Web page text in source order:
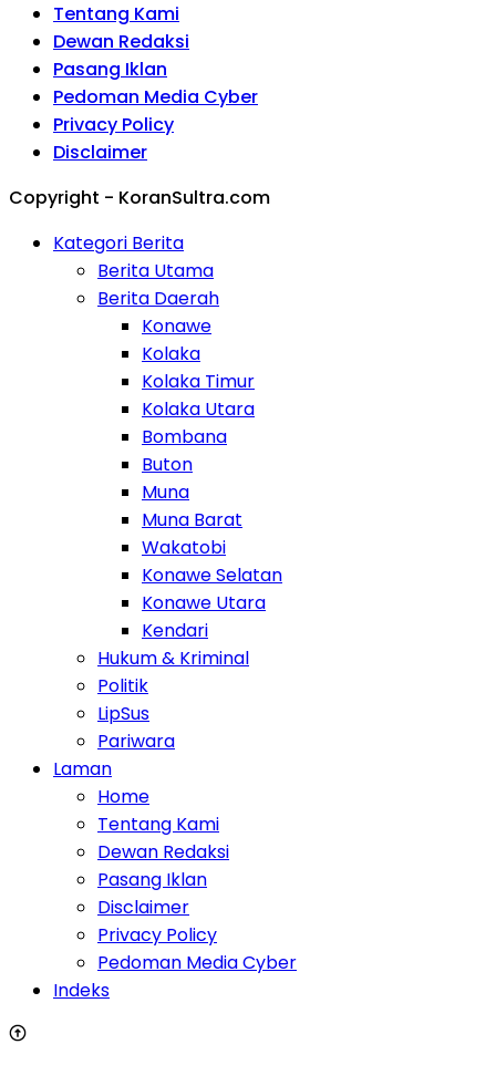
Tentang Kami
Dewan Redaksi
Pasang Iklan
Pedoman Media Cyber
Privacy Policy
Disclaimer
Copyright - KoranSultra.com
Kategori Berita
Berita Utama
Berita Daerah
Konawe
Kolaka
Kolaka Timur
Kolaka Utara
Bombana
Buton
Muna
Muna Barat
Wakatobi
Konawe Selatan
Konawe Utara
Kendari
Hukum & Kriminal
Politik
LipSus
Pariwara
Laman
Home
Tentang Kami
Dewan Redaksi
Pasang Iklan
Disclaimer
Privacy Policy
Pedoman Media Cyber
Indeks